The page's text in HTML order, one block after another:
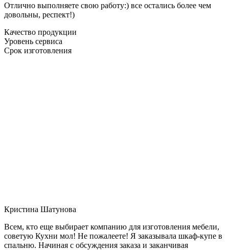
Отлично выполняете свою работу:) все остались более чем
довольны, респект!)
Качество продукции
Уровень сервиса
Срок изготовления
Кристина Шатунова
Всем, кто еще выбирает компанию для изготовления мебели,
советую Кухни мол! Не пожалеете! Я заказывала шкаф-купе в
спальню. Начиная с обсуждения заказа и заканчивая